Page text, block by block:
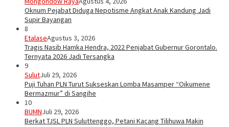
Oknum Pejabat Diduga Nepotisme Angkat Anak Kandung Jadi
Supir Bayangan
8
EtalaseAgustus 3, 2026
Tragis Nasib Hamka Hendra, 2022 Penjabat Gubernur Gorontalo.
Ternyata 2026 Jadi Tersangka
9
SulutJuli 29, 2026
Puji Tuhan PLN Turut Sukseskan Lomba Masamper “Oikumene
Bermazmur” di Sangihe
10
BUMNJuli 29, 2026
Berkat TJSL PLN Suluttenggo, Petani Kacang Tilihuwa Makin